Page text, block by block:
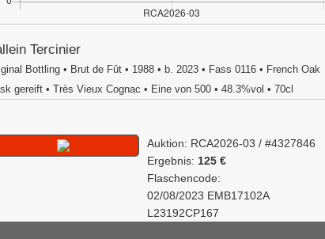
Tercinier
Bottling • Brut de Fût • 1988 • b. 2023 • Fass 0116 • French Oak
gereift • Très Vieux Cognac • Eine von 500 • 48.3%vol • 70cl
Auktion: RCA2026-03 / #4327846
Ergebnis: 125 €
Flaschencode:
02/08/2023 EMB17102A
L23192CP167